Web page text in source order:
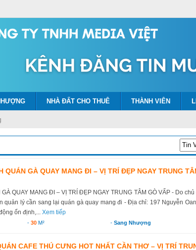
NHÀ ĐẤT CHO THUÊ THÀNH VIÊN
QUÁN GÀ QUAY MANG ĐI – VỊ TRÍ ĐẸP NGAY TRUNG
QUAY MANG ĐI – VỊ TRÍ ĐẸP NGAY TRUNG TÂM GÒ VẤP - Do
quản lý cần sang lại quán gà quay mang đi - Địa chỉ: 197 Nguyễn
ổn định,... Xem tiếp
-30 M² - Sang Nhượng
CAFE THÚ CƯNG HOT NHẤT CẦN THƠ – VỊ TRÍ